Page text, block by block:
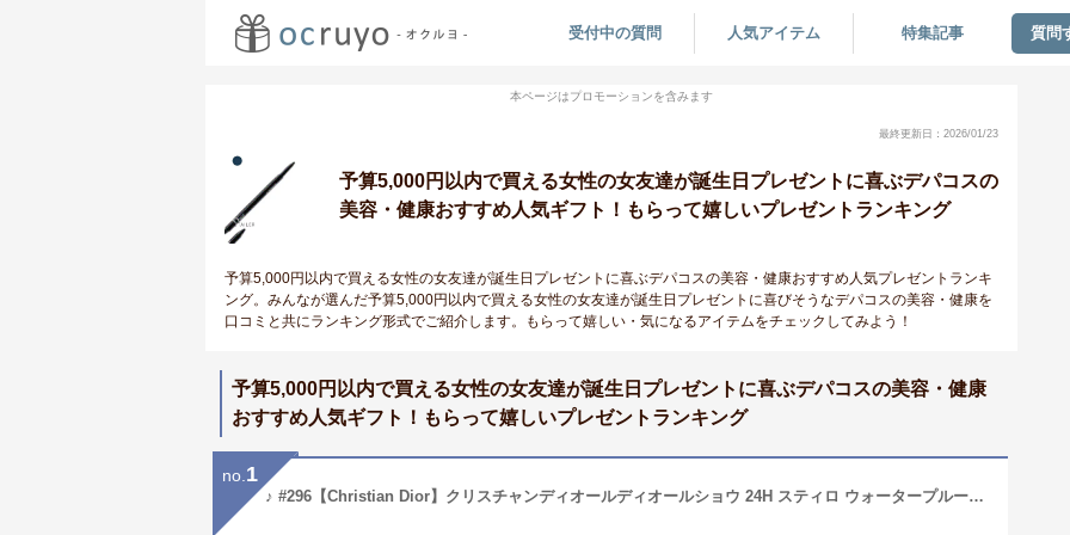
受付中の質問 人気アイテム 特集記事 質問
本ページはプロモーションを含みます
最終更新日：2026/01/23
予算5,000円以内で買える女性の女友達が誕生日プレゼントに喜ぶデパコスの
美容・健康おすすめ人気ギフト！もらって嬉しいプレゼントランキング
予算5,000円以内で買える女性の女友達が誕生日プレゼントに喜ぶデパコスの美容・健康おすすめ人気プレゼントランキ
ング。みんなが選んだ予算5,000円以内で買える女性の女友達が誕生日プレゼントに喜びそうなデパコスの美容・健康を
口コミと共にランキング形式でご紹介します。もらって嬉しい・気になるアイテムをチェックしてみよう！
予算5,000円以内で買える女性の女友達が誕生日プレゼントに喜ぶデパコスの美容・健康
おすすめ人気ギフト！もらって嬉しいプレゼントランキング
no. 1
♪ #296【Christian Dior】クリスチャンディオールディオールショウ 24H スティロ ウォータープルーフ#296 マット ブルー＜ペンシルアイライナー＞＜アイライン＞＜24時間＞